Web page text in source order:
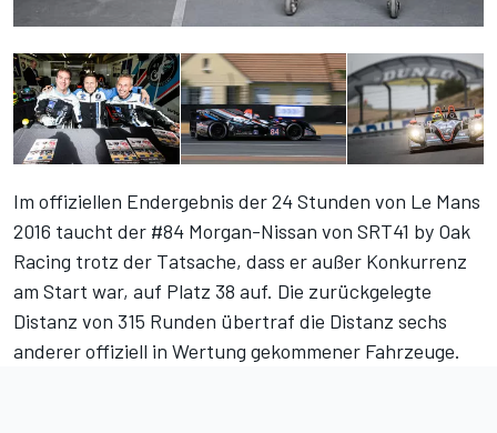
Im offiziellen Endergebnis der 24 Stunden von Le Mans
2016 taucht der #84 Morgan-Nissan von SRT41 by Oak
Racing trotz der Tatsache, dass er außer Konkurrenz
am Start war, auf Platz 38 auf. Die zurückgelegte
Distanz von 315 Runden übertraf die Distanz sechs
anderer offiziell in Wertung gekommener Fahrzeuge.